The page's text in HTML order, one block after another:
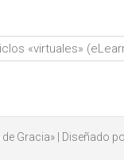
«virtuales»
de Gracia» | Diseñado